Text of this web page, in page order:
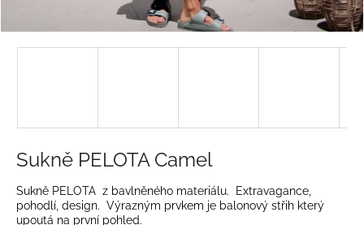
Sukně PELOTA Camel
Sukně PELOTA z bavlněného materiálu. Extravagance,
pohodlí, design. Výrazným prvkem je balonový střih který
upoutá na první pohled.
j
HLEDAT